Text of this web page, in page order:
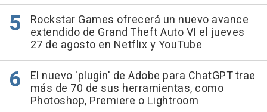
Rockstar Games ofrecerá un nuevo avance
extendido de Grand Theft Auto VI el jueves
27 de agosto en Netflix y YouTube
El nuevo 'plugin' de Adobe para ChatGPT trae
más de 70 de sus herramientas, como
Photoshop, Premiere o Lightroom